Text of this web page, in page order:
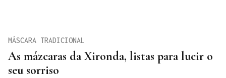
As mázcaras da Xironda, listas para lucir o
seu sorriso
MÁSCARA TRADICIONAL